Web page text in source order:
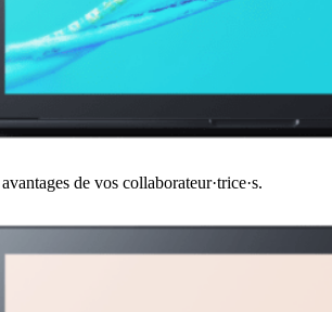
de vos collaborateur·trice·s.